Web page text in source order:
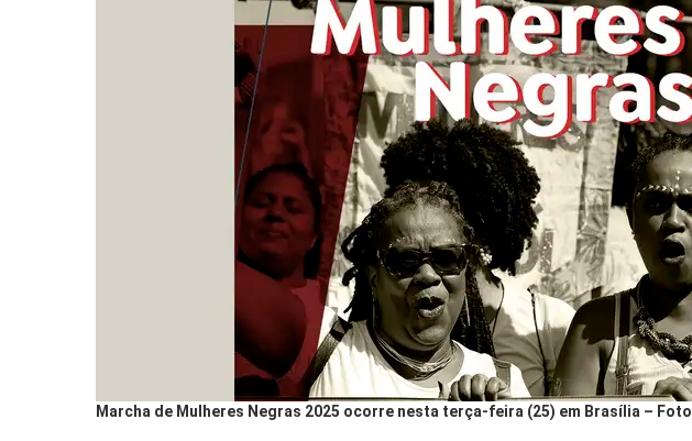
Marcha de Mulheres Negras 2025 ocorre nesta terça-feira (25) em Brasília – Foto